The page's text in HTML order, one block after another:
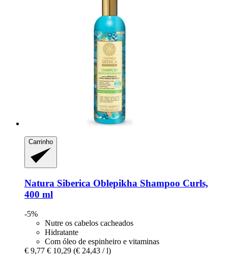
Carrinho
Natura Siberica Oblepikha Shampoo Curls,
400 ml
-5%
Nutre os cabelos cacheados
Hidratante
Com óleo de espinheiro e vitaminas
€ 9,77 € 10,29 (€ 24,43 / l)